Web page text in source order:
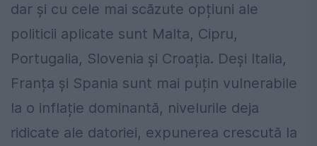
dar și cu cele mai scăzute opțiuni ale
politicii aplicate sunt Malta, Cipru,
Portugalia, Slovenia și Croația. Deși Italia,
Franța și Spania sunt mai puțin vulnerabile
la o inflație dominantă, nivelurile deja
ridicate ale datoriei, expunerea crescută la